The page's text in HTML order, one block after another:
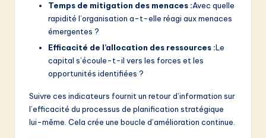
Temps de mitigation des menaces :Avec quelle
rapidité l’organisation a-t-elle réagi aux menaces
émergentes ?
Efficacité de l’allocation des ressources :Le
capital s’écoule-t-il vers les forces et les
opportunités identifiées ?
Suivre ces indicateurs fournit un retour d’information sur
l’efficacité du processus de planification stratégique
lui-même. Cela crée une boucle d’amélioration continue.